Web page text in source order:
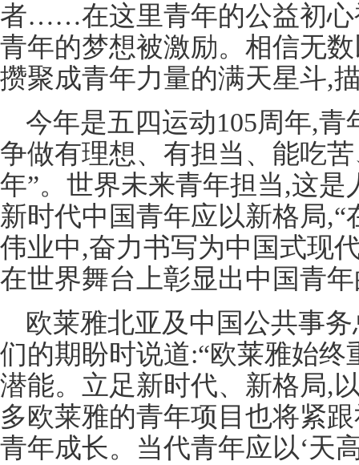
者……在这里青年的公益初心
青年的梦想被激励。相信无
攒聚成青年力量的满天星斗,
今年是五四运动105周年,
争做有理想、有担当、能吃
年”。世界未来青年担当,这
新时代中国青年应以新格局
伟业中,奋力书写为中国式现
在世界舞台上彰显出中国青
欧莱雅北亚及中国公共事
们的期盼时说道:“欧莱雅始
潜能。立足新时代、新格局,
多欧莱雅的青年项目也将紧
青年成长。当代青年应以‘天